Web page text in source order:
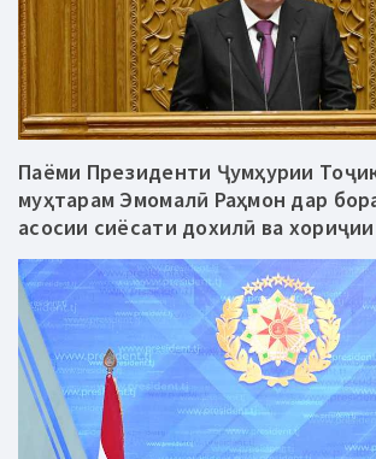
Паёми Президенти Ҷумҳурии
муҳтарам Эмомалӣ Раҳмон дар
асосии сиёсати дохилӣ ва